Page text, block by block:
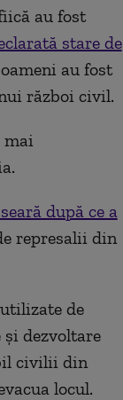
au fost
stare de
au fost
război civil.
mai
după ce a
represalii din
de
și dezvoltare
civilii din
locul.